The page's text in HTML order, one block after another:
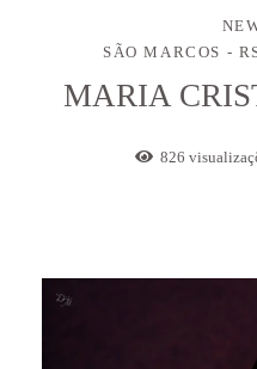
SÃO MARCOS -
MARIA
826